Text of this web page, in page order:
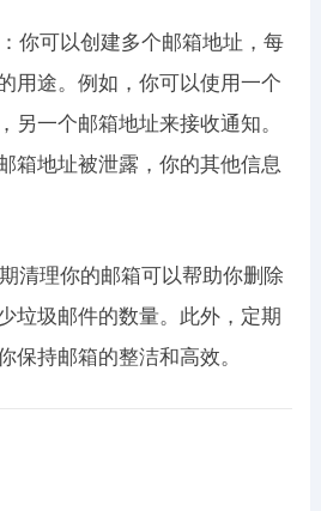
你可以创建多个邮箱地址，每
用途。例如，你可以使用一个
另一个邮箱地址来接收通知。
箱地址被泄露，你的其他信息
清理你的邮箱可以帮助你删除
垃圾邮件的数量。此外，定期
保持邮箱的整洁和高效。